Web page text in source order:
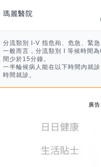
瑪麗醫院
分流類別 I-V 指危殆、危急、緊急
一般而言，分流類別 I 等候時間
間少於15分鐘。
一半輪候病人能在以下時間內就
時間就診。
廣告